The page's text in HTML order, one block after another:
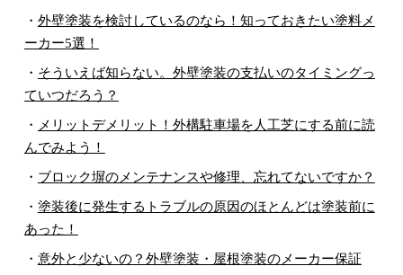
・ 外壁塗装を検討しているのなら！知っておきたい塗料メ
ーカー5選！
・ そういえば知らない。外壁塗装の支払いのタイミングっ
ていつだろう？
・ メリットデメリット！外構駐車場を人工芝にする前に読
んでみよう！
・ ブロック塀のメンテナンスや修理、忘れてないですか？
・ 塗装後に発生するトラブルの原因のほとんどは塗装前に
あった！
・ 意外と少ないの？外壁塗装・屋根塗装のメーカー保証